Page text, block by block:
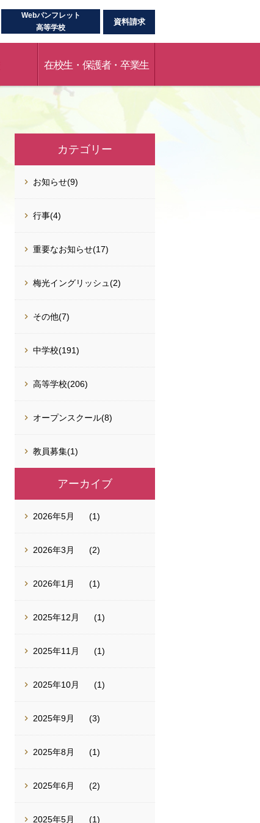
Webパンフレット
高等学校
資料請求
在校生・保護者・卒業生
カテゴリー
お知らせ(9)
行事(4)
重要なお知らせ(17)
梅光イングリッシュ(2)
その他(7)
中学校(191)
高等学校(206)
オープンスクール(8)
教員募集(1)
アーカイブ
2026年5月 (1)
2026年3月 (2)
2026年1月 (1)
2025年12月 (1)
2025年11月 (1)
2025年10月 (1)
2025年9月 (3)
2025年8月 (1)
2025年6月 (2)
2025年5月 (1)